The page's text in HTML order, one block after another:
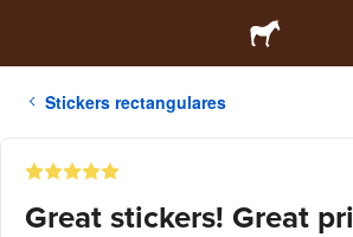
Stickers rectangulares
Great stickers! Great